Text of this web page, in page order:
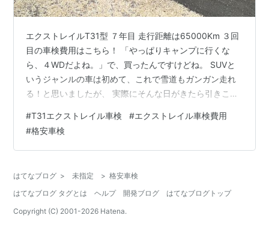
エクストレイルT31型 ７年目 走行距離は65000Km ３回
目の車検費用はこちら！ 「やっぱりキャンプに行くな
ら、４WDだよね。」で、買ったんですけどね。 SUVと
いうジャンルの車は初めて、これで雪道もガンガン走れ
る！と思いましたが、 実際にそんな日がきたら引きこも
WDですよ。 多分９５％は２WD走行です。 T31エクスト
レイルの車検代 休日の買い物と、月一回のキャンプ程度
にしか乗らないので、 車検代もビックリするような金額
ガラガラ聞こえるのと、 アイドリング中のボンネットが
震える事以外…
#T31エクストレイル車検 #エクストレイル車検費用
#格安車検
はてなブログ > 未指定 > 格安車検
はてなブログ タグとは
ヘルプ 開発ブログ
はてなブログトップ
Copyright (C) 2001-2026 Hatena.